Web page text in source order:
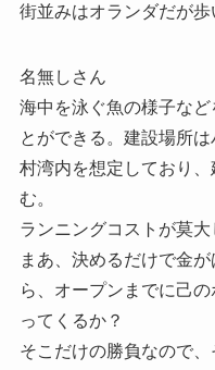
街並みはオランダだが歩
名無しさん
海中を泳ぐ魚の様子な
とができる。建設場所
村湾内を想定しており
む。
ランニングコストが莫大
まあ、決めるだけで金
ら、オープンまでに己
ってくるか？
そこだけの勝負なので